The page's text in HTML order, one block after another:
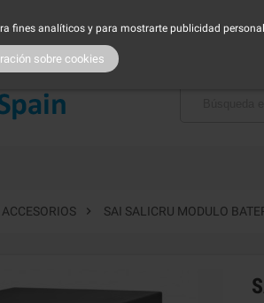
fines analíticos y para mostrarte publicidad
sobre cookies
| SER CLIENTE TRABAJA CON NOSOTROS
ACCESORIOS  SAI SALICRU MODULO